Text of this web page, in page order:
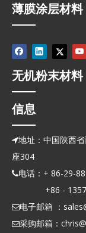
薄膜涂层材料
无机粉末材料
信息
地址：中国陕西
座304
电话：+ 86-29-
+86 -
电子邮箱 ：
采购邮箱：